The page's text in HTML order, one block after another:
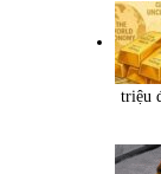
triệu